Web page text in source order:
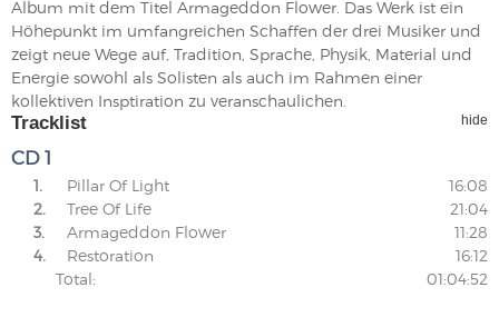
Album mit dem Titel Armageddon Flower. Das Werk ist ein
Höhepunkt im umfangreichen Schaffen der drei Musiker und
zeigt neue Wege auf, Tradition, Sprache, Physik, Material und
Energie sowohl als Solisten als auch im Rahmen einer
kollektiven Insptiration zu veranschaulichen.
Tracklist hide
CD 1
1. Pillar Of Light
16:08
2.
Tree Of Life
21:04
3.
Armageddon Flower
11:28
4.
Restoration
16:12
Total:
01:04:52